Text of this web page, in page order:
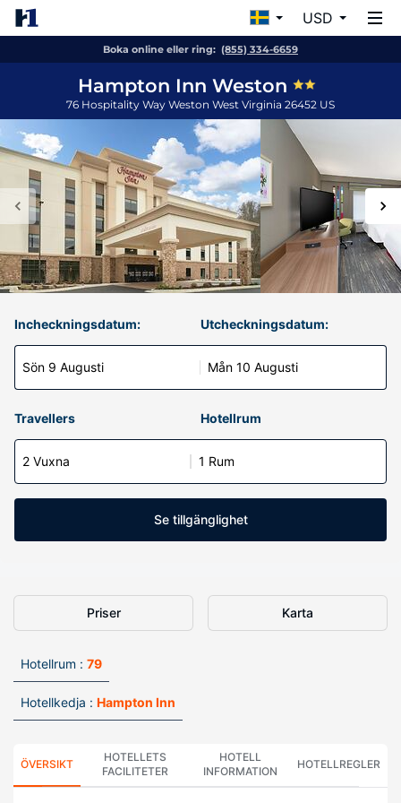
USD
Boka online eller ring: (855) 334-6659
Hampton Inn Weston
76 Hospitality Way Weston West Virginia 26452 US
Incheckningsdatum:
Sön 9 Augusti
Utcheckningsdatum:
Mån 10 Augusti
Travellers Hotellrum
2 Vuxna 1 Rum
Se tillgänglighet
Priser Karta
Hotellrum : 79
Hotellkedja : Hampton Inn
ÖVERSIKT
HOTELLETS
FACILITETER
HOTELL
INFORMATION
HOTELLREGLER